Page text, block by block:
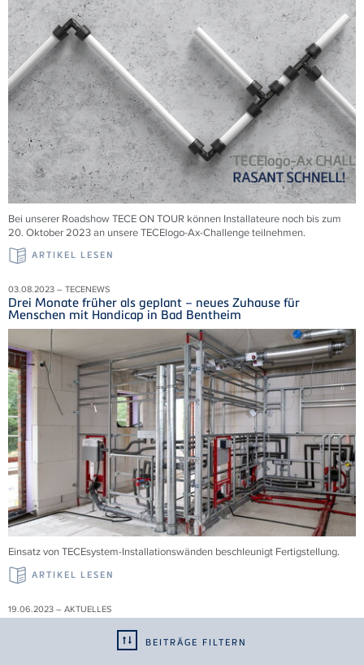
BEITRÄGE FILTERN
Bei unserer Roadshow TECE ON TOUR können Installateure noch bis zum
20. Oktober 2023 an unsere TECElogo-Ax-Challenge teilnehmen.
ARTIKEL LESEN
03.08.2023 – TECENEWS
Drei Monate früher als geplant – neues Zuhause für
Menschen mit Handicap in Bad Bentheim
Einsatz von TECEsystem-Installationswänden beschleunigt Fertigstellung.
ARTIKEL LESEN
19.06.2023 – AKTUELLES
Erweiterung der EN 1253 "Abläufe für Gebäude"